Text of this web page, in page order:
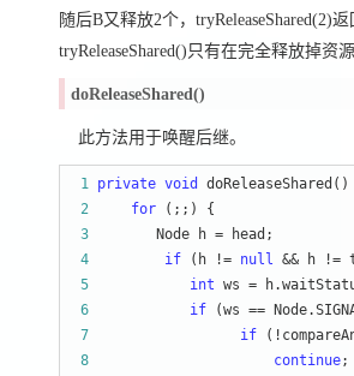
随后B又释放2个，tryReleaseShared(2)
tryReleaseShared()只有在完全释放掉资
doReleaseShared()
此方法用于唤醒后继。
1 private void
2
for
3
        Node h =
4
if (h != null && h !=
5
int ws =
6
if (ws ==
7
if
8
continue